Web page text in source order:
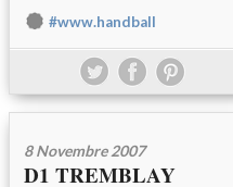
#www.handball
8 Novembre 2007
D1 TREMBLAY